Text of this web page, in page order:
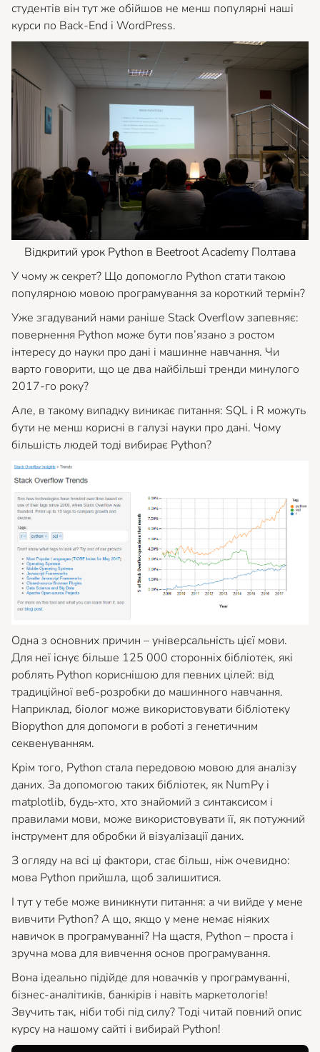
студентів він тут же обійшов не менш популярні наші
курси по Back-End і WordPress.
Відкритий урок Python в Beetroot Academy Полтава
У чому ж секрет? Що допомогло Python стати такою
популярною мовою програмування за короткий термін?
Уже згадуваний нами раніше Stack Overflow запевняє:
повернення Python може бути пов’язано з ростом
інтересу до науки про дані і машинне навчання. Чи
варто говорити, що це два найбільші тренди минулого
2017-го року?
Але, в такому випадку виникає питання: SQL і R можуть
бути не менш корисні в галузі науки про дані. Чому
більшість людей тоді вибирає Python?
Одна з основних причин – універсальність цієї мови.
Для неї існує більше 125 000 сторонніх бібліотек, які
роблять Python кориснішою для певних цілей: від
традиційної веб-розробки до машинного навчання.
Наприклад, біолог може використовувати бібліотеку
Biopython для допомоги в роботі з генетичним
секвенуванням.
Крім того, Python стала передовою мовою для аналізу
даних. За допомогою таких бібліотек, як NumPy і
matplotlib, будь-хто, хто знайомий з синтаксисом і
правилами мови, може використовувати її, як потужний
інструмент для обробки й візуалізації даних.
З огляду на всі ці фактори, стає більш, ніж очевидно:
мова Python прийшла, щоб залишитися.
І тут у тебе може виникнути питання: а чи вийде у мене
вивчити Python? А що, якщо у мене немає ніяких
навичок в програмуванні? На щастя, Python – проста і
зручна мова для вивчення основ програмування.
Вона ідеально підійде для новачків у програмуванні,
бізнес-аналітиків, банкірів і навіть маркетологів!
Звучить так, ніби тобі під силу? Тоді читай повний опис
курсу на нашому сайті і вибирай Python!